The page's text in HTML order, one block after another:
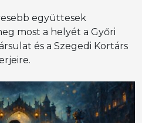
együttesek
most a helyét a Győri
és a Szegedi Kortárs